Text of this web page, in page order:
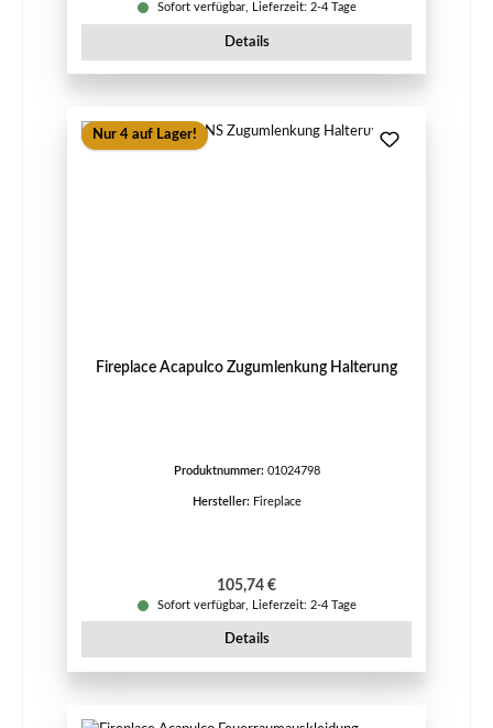
Sofort verfügbar, Lieferzeit: 2-4 Tage
Details
Nur 4 auf Lager!
Fireplace Acapulco Zugumlenkung Halterung
Produktnummer: 01024798
Hersteller: Fireplace
Regulärer Preis:
105,74 €
Sofort verfügbar, Lieferzeit: 2-4 Tage
Details